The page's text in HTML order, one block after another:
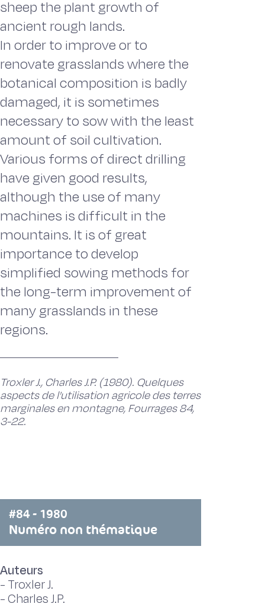
sheep the plant growth of
ancient rough lands.
In order to improve or to
renovate grasslands where the
botanical composition is badly
damaged, it is sometimes
necessary to sow with the least
amount of soil cultivation.
Various forms of direct drilling
have given good results,
although the use of many
machines is difficult in the
mountains. It is of great
importance to develop
simplified sowing methods for
the long-term improvement of
many grasslands in these
regions.
Troxler J., Charles J.P. (1980). Quelques
aspects de l'utilisation agricole des terres
marginales en montagne, Fourrages 84,
3-22.
#84 - 1980
Numéro non thématique
Auteurs
- Troxler J.
-Charles J.P.